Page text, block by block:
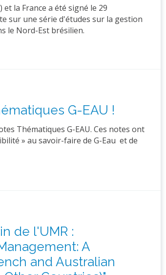
la France a été signé le 29
sur une série d'études sur la gestion
le Nord-Est brésilien.
G-EAU !
Thématiques G-EAU. Ces notes ont
» au savoir-faire de G-Eau et de
de l'UMR :
A
and Australian